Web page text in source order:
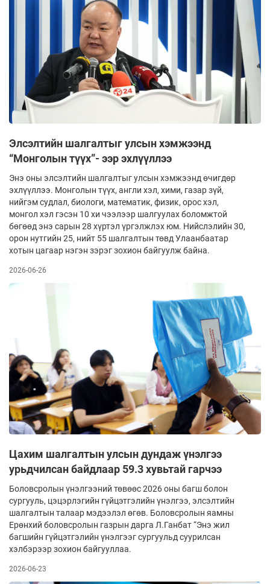
Элсэлтийн шалгалтыг улсын хэмжээнд
“Монголын түүх”- ээр эхлүүллээ
Энэ оны элсэлтийн шалгалтыг улсын хэмжээнд өчигдөр
эхлүүллээ. Монголын түүх, англи хэл, хими, газар зүй,
нийгэм судлал, биологи, математик, физик, орос хэл,
монгол хэл гэсэн 10 хи­ чээлээр шалгуулах боломжтой
бөгөөд энэ сарын 28 хүртэл үргэлжлэх юм. Нийслэлийн 30,
орон нутгийн 25, нийт 55 шалгалтын төвд Улаанбаатар
хотын цагаар нэгэн зэрэг зохион байгуулж байна.
2026-06-26
Цахим шалгалтын улсын дундаж үнэлгээ
урьдчилсан байдлаар 59.3 хувьтай гарчээ
Боловсролын үнэлгээний төвөөс 2026 оны багш болон
сургууль, цэцэрлэгийн гүйцэтгэлийн үнэлгээ, элсэлтийн
шалгалтын талаар мэдээлэл өгөв. Боловсролын яамны
Ерөнхий боловсролын газрын дарга Л.Ганбат “Энэ жил
багшийн гүйцэтгэлийн үнэлгээг сургуульд суурилсан
хэлбэрээр зохион байгууллаа.
2026-06-23